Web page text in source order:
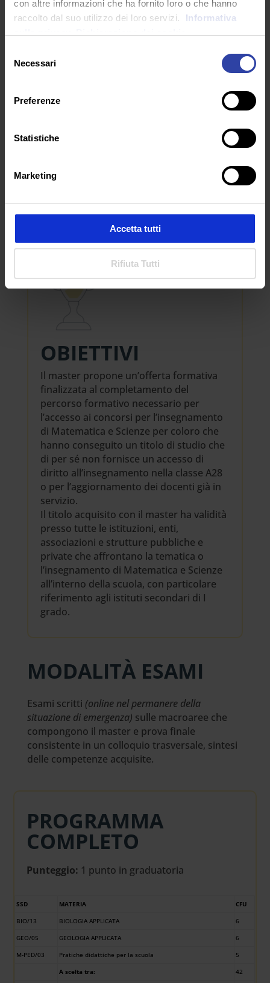
con altre informazioni che ha fornito loro o che hanno
raccolto dal suo utilizzo dei loro servizi.
Informativa
delNecessari
Preferenze
Statistiche
Marketing
Accetta tutti
Rifiuta Tutti
Master nel settore formazione
all’Università eCampus. Scopri di più!
Il master è rivolto a docenti e aspiranti docenti
professionisti e operatori del settore
classe di
concorso A-28
(Matmatica e Scienze) o che
OBIETTIVI
Il master propone un’offerta formativa
finalizzata al completamento del
percorso formativo necessario per
l’accesso ai concorsi per l’insegnamento
di Matematica e Scienze per coloro che
hanno conseguito un titolo di studio che
di per sé non fornisce un accesso di
diritto all’insegnamento nella classe A28
o per l’aggiornamento dei docenti già in
servizio.
Il titolo acquisito con il master ha validità
presso tutte le istituzioni, enti,
associazioni e strutture pubbliche e
private che affrontano la tematica o
l’insegnamento di Matematica e Scienze
all’interno della scuola, con particolare
riferimento agli istituti secondari di I
grado.
MODALITÀ ESAMI
Esami scritti (online nel permanere della
situazione di emergenza) sulle macroaree che
compongono il master e prova finale
consistente in un colloquio trasversale, sintesi
delle competenze acquisite.
PROGRAMMA
COMPLETO
Punteggio: 1 punto in graduatoria
SSD MATERIA
CFU
BIO/13
BIOLOGIA APPLICATA
6
GEO/05
GEOLOGIA APPLICATA
6
M-PED/03
Pratiche didattiche per la scuola
5
A scelta tra:
42